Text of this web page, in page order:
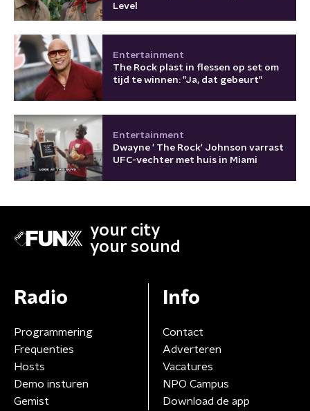
Level
Entertainment
The Rock plast in flessen op set om
tijd te winnen: "Ja, dat gebeurt"
Entertainment
Dwayne ' The Rock' Johnson varrast
UFC-vechter met huis in Miami
your city
your sound
Radio
Programmering
Frequenties
Hosts
Demo insturen
Gemist
Info
Contact
Adverteren
Vacatures
NPO Campus
Download de app